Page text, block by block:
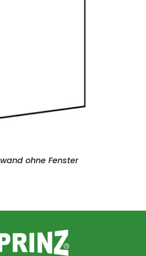
ohne Fenster